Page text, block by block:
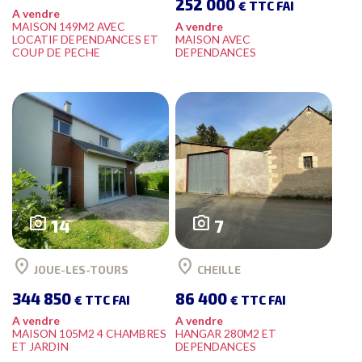
A vendre
MAISON 149M2 AVEC
LOCATIF DEPENDANCES ET
COUP DE PECHE
252 000€ TTC FAI
A vendre
MAISON AVEC
DEPENDANCES
photo_camera14
location_on JOUE-LES-TOURS
344 850€ TTC FAI
A vendre
MAISON 105M2 4 CHAMBRES
ET JARDIN
photo_camera7
location_on CHEILLE
86 400€ TTC FAI
A vendre
HANGAR 280M2 ET
DEPENDANCES